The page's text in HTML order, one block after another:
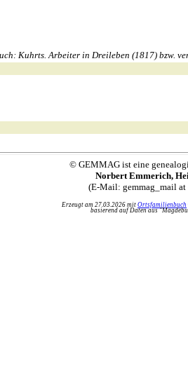
Kuhrts. Arbeiter in Dreileben (1817) bzw.
© GEMMAG ist eine
Norbert Emmerich,
(E-Mail: gemmag_mail at
Erzeugt am 27.03.2026 mit Ortsfamilienbuch
basierend auf Daten aus